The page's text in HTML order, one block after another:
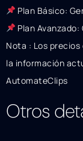
Plan Básico:
Plan
Nota : Los
la información
AutomateClips
Otros